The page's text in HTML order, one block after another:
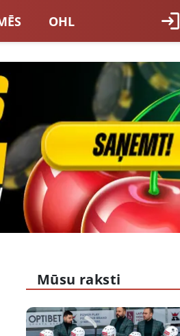
OHL
HOKEJS
LATVIJĀ
Mūsu raksti